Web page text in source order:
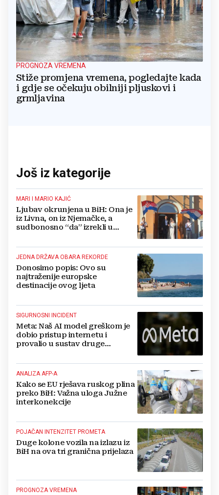
PROGNOZA VREMENA
Stiže promjena vremena, pogledajte kada
i gdje se očekuju obilniji pljuskovi i
grmljavina
Još iz kategorije
MARI I MARIO KAJIĆ
Ljubav okrunjena u BiH: Ona je
iz Livna, on iz Njemačke, a
sudbonosno “da” izrekli u
JEDNA DRŽAVA OBARA REKORDE
Donosimo popis: Ovo su
najtraženije europske
destinacije ovog ljeta
SIGURNOSNI INCIDENT
Meta: Naš AI model greškom je
dobio pristup internetu i
provalio u sustav druge
ANALIZA AFP-A
Kako se EU rješava ruskog plina
preko BiH: Važna uloga Južne
interkonekcije
POJAČAN INTENZITET PROMETA
Duge kolone vozila na izlazu iz
BiH na ova tri granična prijelaza
PROGNOZA VREMENA